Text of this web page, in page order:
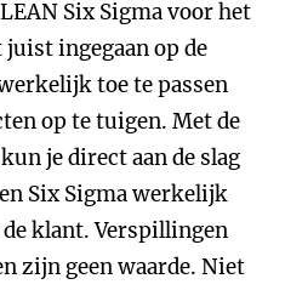
Six Sigma voor het
ingegaan op de
toe te passen
op te tuigen. Met de
je direct aan de slag
Six Sigma werkelijk
de klant. Verspillingen
zijn geen waarde. Niet